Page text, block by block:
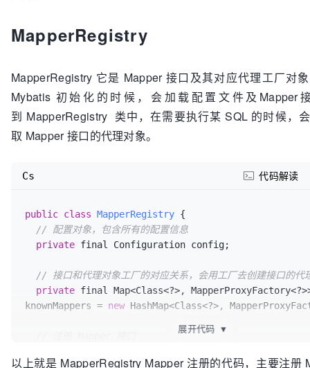
    MapperMethod mapperMethod = methodCache.
sqlSession.getConfiguration());
      methodCache.put(method, mapperMethod);
    }
return mapperMethod;
Class[] { mapperInterface }, mapperProxy);
public T newInstance(SqlSession sqlSession) {
    final MapperProxy<T> mapperProxy =
new
(sqlSession, mapperInterface, methodCache);
return
newInstance(mapperProxy);
  }
MapperRegistry
MapperRegistry 它是 Mapper 接口及其对应代理工厂对
Mybatis 初始化的时候，会加载配置文件及Mapper
到 MapperRegistry 类中，在需要执行某 SQL 的时候，
取 Mapper 接口的代理对象。
public class MapperRegistry {
// 配置对象，包含所有的配置信息
private final Configuration config;
// 接口和代理对象工厂的对应关系，会用工厂去创建接口的代
private final Map<Class<?>,
knownMappers = new HashMap<Class<?>,
Cs 代码解读
展开代码 ▼
以上就是 MapperRegistry Mapper 注册的代码，主要注册